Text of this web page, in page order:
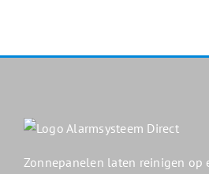
Zonnepanelen laten reinigen op